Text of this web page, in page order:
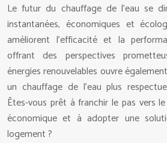
Le futur du chauffage de l’eau se
instantanées, économiques et
améliorent l’efficacité et la
offrant des perspectives
énergies renouvelables ouvre
un chauffage de l’eau plus
Êtes-vous prêt à franchir le pas vers
économique et à adopter une
logement ?